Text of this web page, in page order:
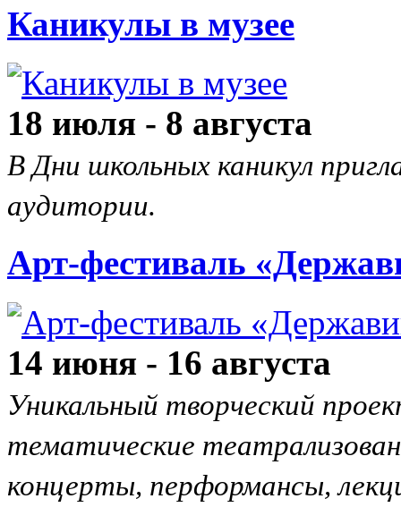
Каникулы в музее
18 июля - 8 августа
В Дни школьных каникул
аудитории.
Арт-фестиваль
14 июня - 16 августа
Уникальный творческий
тематические
концерты, перформансы,